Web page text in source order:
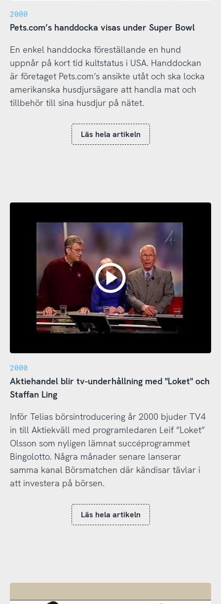
2000
Pets.com’s handdocka visas under Super Bowl
En enkel handdocka föreställande en hund
uppnår på kort tid kultstatus i USA. Handdockan
är företaget Pets.com’s ansikte utåt och ska locka
amerikanska husdjursägare att handla mat och
tillbehör till sina husdjur på nätet.
Läs hela artikeln
2000
Aktiehandel blir tv-underhållning med "Loket" och
Staffan Ling
Inför Telias börsintroducering år 2000 bjuder TV4
in till Aktiekväll med programledaren Leif ”Loket”
Olsson som nyligen lämnat succéprogrammet
Bingolotto. Några månader senare lanserar
samma kanal Börsmatchen där kändisar tävlar i
att investera på börsen.
Läs hela artikeln